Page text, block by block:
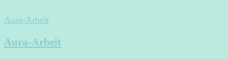
Aura-Arbeit
Aura-Arbeit